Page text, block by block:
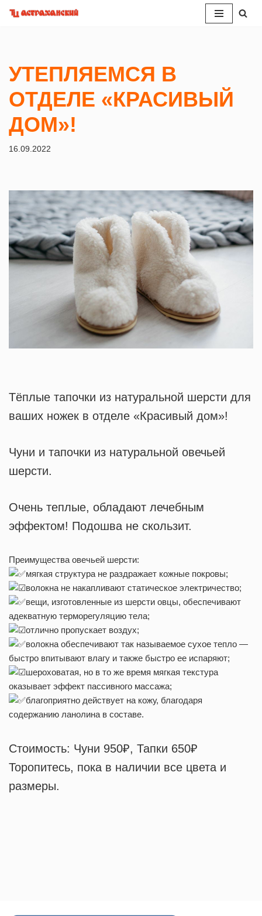
УТЕПЛЯЕМСЯ В
ОТДЕЛЕ «КРАСИВЫЙ
ДОМ»!
16.09.2022
Тёплые тапочки из натуральной шерсти для
ваших ножек в отделе «Красивый дом»!
Чуни и тапочки из натуральной овечьей
шерсти.
Очень теплые, обладают лечебным
эффектом! Подошва не скользит.
Преимущества овечьей шерсти:
мягкая структура не раздражает кожные покровы;
волокна не накапливают статическое электричество;
вещи, изготовленные из шерсти овцы, обеспечивают
адекватную терморегуляцию тела;
отлично пропускает воздух;
волокна обеспечивают так называемое сухое тепло —
быстро впитывают влагу и также быстро ее испаряют;
шероховатая, но в то же время мягкая текстура
оказывает эффект пассивного массажа;
благоприятно действует на кожу, благодаря
содержанию ланолина в составе.
Стоимость: Чуни 950₽, Тапки 650₽
Торопитесь, пока в наличии все цвета и
размеры.